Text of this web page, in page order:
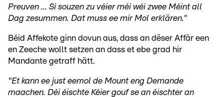
Preuven ... Si souzen zu véier méi wéi zwee Méint all
Dag zesummen. Dat muss ee mir Mol erklären."
Béid Affekote ginn dovun aus, dass an dëser Affär een
en Zeeche wollt setzen an dass et ebe grad hir
Mandante getraff hätt.
"Et kann ee just eemol de Mount eng Demande
maachen. Déi éischte Kéier gouf se an éischter an